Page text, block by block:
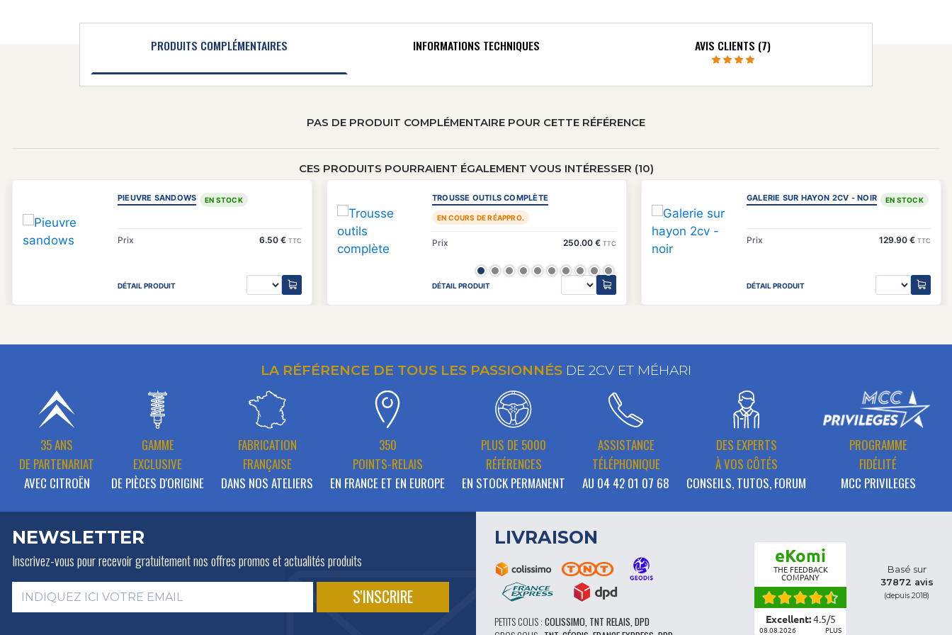
PRODUITS COMPLÉMENTAIRES INFORMATIONS TECHNIQUES AVIS CLIENTS (7)
PAS DE PRODUIT COMPLÉMENTAIRE POUR CETTE RÉFÉRENCE
CES PRODUITS POURRAIENT ÉGALEMENT VOUS INTÉRESSER (10)
PIEUVRE SANDOWS EN STOCK
Prix 6.50 € TTC
DÉTAIL PRODUIT
TROUSSE OUTILS COMPLÈTE
EN COURS DE RÉAPPRO.
Prix 250.00 € TTC
DÉTAIL PRODUIT
GALERIE SUR HAYON 2CV - NOIR EN STOCK
Prix 129.90 € TTC
DÉTAIL PRODUIT
LA RÉFÉRENCE DE TOUS LES PASSIONNÉS DE 2CV ET MÉHARI
35 ANS
DE PARTENARIAT
AVEC CITROËN
GAMME
EXCLUSIVE
DE PIÈCES D'ORIGINE
FABRICATION
FRANÇAISE
DANS NOS ATELIERS
350
POINTS-RELAIS
EN FRANCE ET EN EUROPE
PLUS DE 5000
RÉFÉRENCES
EN STOCK PERMANENT
ASSISTANCE
TÉLÉPHONIQUE
AU 04 42 01 07 68
DES EXPERTS
À VOS CÔTÉS
CONSEILS, TUTOS, FORUM
PROGRAMME
FIDÉLITÉ
MCC PRIVILEGES
NEWSLETTER
Inscrivez-vous pour recevoir gratuitementnos offres promos et actualités produits
LIVRAISON
PETITS COLIS : COLISSIMO, TNT RELAIS, DPD
eKomi
THE FEEDBACK
COMPANY
Excellent:4.5/5
08.08.2026 PLUS
Basé sur
37872 avis
(depuis 2018)